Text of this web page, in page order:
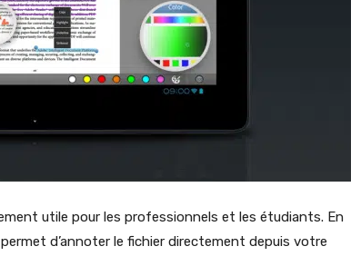
utile pour les professionnels et les étudiants. En
d’annoter le fichier directement depuis votre